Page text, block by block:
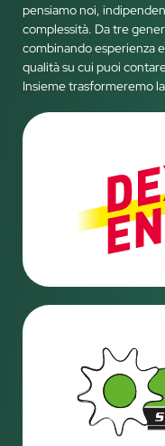
pensiamo noi,
complessità. Da tre
combinando esperienza
qualità su cui puoi
Insieme trasformeremo